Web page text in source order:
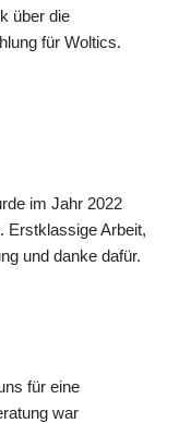
über die
für Woltics.
im Jahr 2022
Erstklassige Arbeit,
und danke dafür.
für eine
war